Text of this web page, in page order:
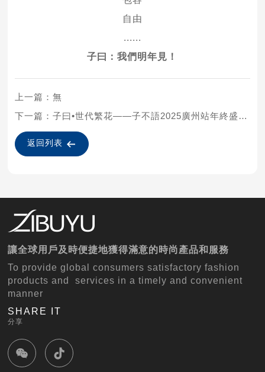
自由
......
子曰：我們明年見！
上一篇：無
下一篇：子曰•世代繁花——子不語2025廣州站年終盛典完美收官！
返回列表
讓全球用戶及時便捷地獲得滿意的時尚產品和服務
To provide global consumers satisfactory fashion
products and services in a timely and convenient
manner
SHARE IT
分享